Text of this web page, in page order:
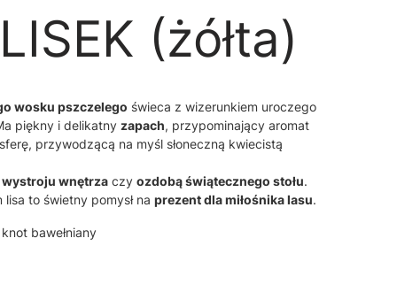
(żółta)
wosku pszczelego świeca z wizerunkiem uroczego
piękny i delikatny zapach, przypominający aromat
przywodzącą na myśl słoneczną kwiecistą
wystroju wnętrza czy ozdobą świątecznego stołu.
to świetny pomysł na prezent dla miłośnika lasu.
bawełniany